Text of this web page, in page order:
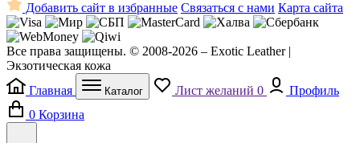
Добавить сайт в избранные Связаться с нами Карта сайта
Все права защищены. © 2008-2026 – Exotic Leather |
Экзотическая кожа
Главная
Каталог Лист желаний 0
Профиль
0 Корзина